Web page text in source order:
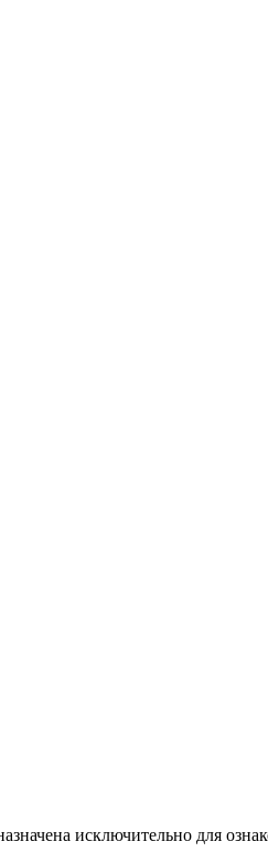
исключительно для